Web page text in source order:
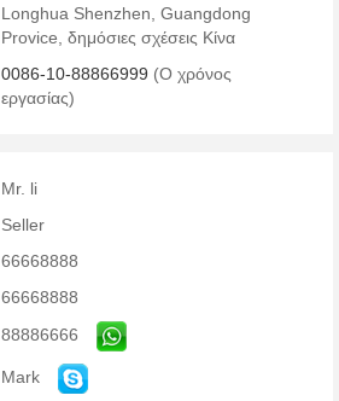
Longhua Shenzhen, Guangdong
Provice, δημόσιες σχέσεις Κίνα
0086-10-88866999 (Ο χρόνος
εργασίας)
Mr. li
Seller
66668888
66668888
88886666
Mark